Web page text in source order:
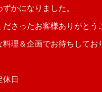
かになりました。
さったお客様ありがとう
理＆企画でお待ちしてお
休日